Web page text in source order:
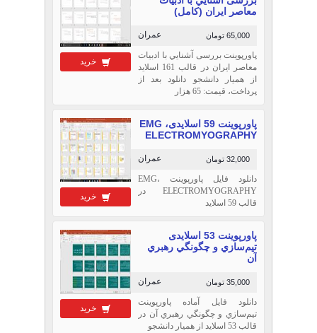
خرید
معاصر ايران (کامل)
عمران 65,000 تومان
پاورپوینت بررسی آشنايي با ادبيات
معاصر ايران در قالب 161 اسلاید
از همیار دانشجو دانلود بعد از
پرداخت، قیمت: 65 هزار
خرید
پاورپوینت 59 اسلایدیEMG ،
ELECTROMYOGRAPHY
عمران 32,000 تومان
دانلود فایل پاورپوینت EMG،
ELECTROMYOGRAPHY در
قالب 59 اسلاید
خرید
پاورپوینت 53 اسلایدی
تيم‌سازي و چگونگي رهبري
آن
عمران 35,000 تومان
دانلود فایل آماده پاورپوینت
تيم‌سازي و چگونگي رهبري آن در
قالب 53 اسلاید از همیار دانشجو